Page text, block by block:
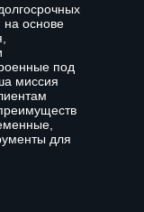
основе
под
миссия
для